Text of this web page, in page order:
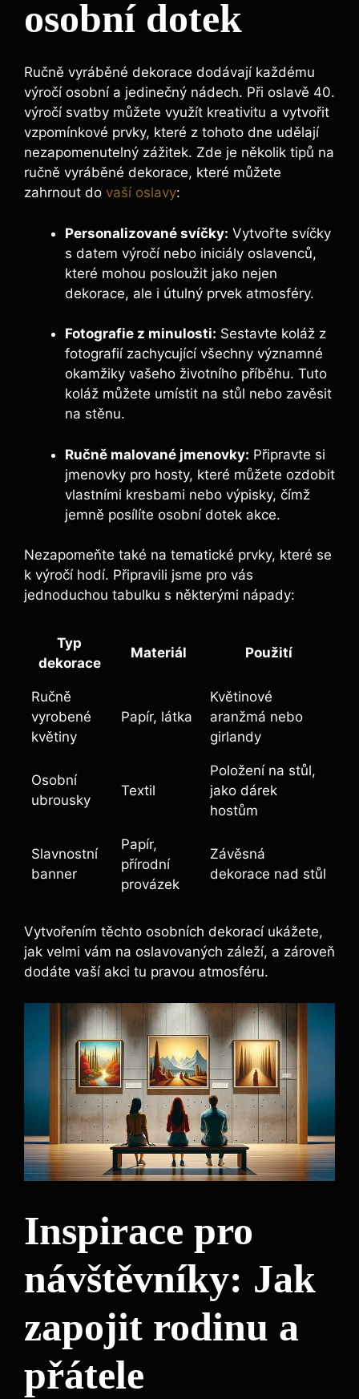
osobní dotek
Ručně vyráběné dekorace dodávají každému
výročí osobní a jedinečný nádech. Při oslavě 40.
výročí svatby můžete využít kreativitu a vytvořit
vzpomínkové prvky, které z tohoto dne udělají
nezapomenutelný zážitek. Zde je několik tipů na
ručně vyráběné dekorace, které můžete
zahrnout do vaší oslavy:
Personalizované svíčky: Vytvořte svíčky
s datem výročí nebo iniciály oslavenců,
které mohou posloužit jako nejen
dekorace, ale i útulný prvek atmosféry.
Fotografie z minulosti: Sestavte koláž z
fotografií zachycující všechny významné
okamžiky vašeho životního příběhu. Tuto
koláž můžete umístit na stůl nebo zavěsit
na stěnu.
Ručně malované jmenovky: Připravte si
jmenovky pro hosty, které můžete ozdobit
vlastními kresbami nebo výpisky, čímž
jemně posílíte osobní dotek akce.
Nezapomeňte také na tematické prvky, které se
k výročí hodí. Připravili jsme pro vás
jednoduchou tabulku s některými nápady:
Typ
dekorace
Materiál Použití
Ručně
vyrobené
květiny
Papír, látka
Květinové
aranžmá nebo
girlandy
Osobní
ubrousky
Textil
Položení na stůl,
jako dárek
hostům
Slavnostní
banner
Papír,
přírodní
provázek
Závěsná
dekorace nad stůl
Vytvořením těchto osobních dekorací ukážete,
jak velmi vám na oslavovaných záleží, a zároveň
dodáte vaší akci tu pravou atmosféru.
Inspirace pro
návštěvníky: Jak
zapojit rodinu a
přátele